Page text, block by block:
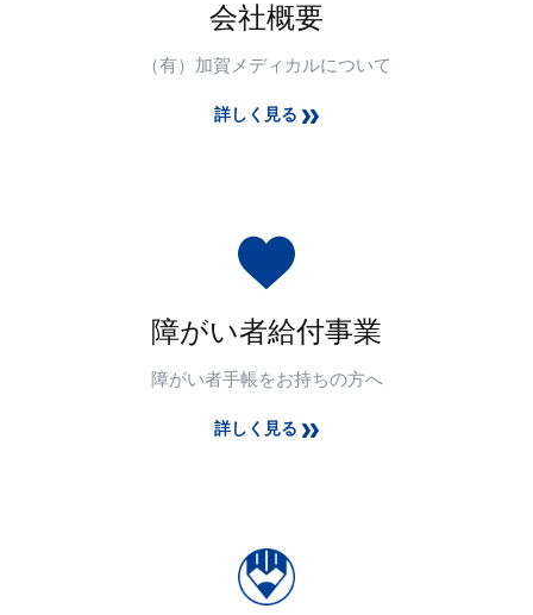
会社概要
（有）加賀メディカルについて
詳しく見る
障がい者給付事業
障がい者手帳をお持ちの方へ
詳しく見る